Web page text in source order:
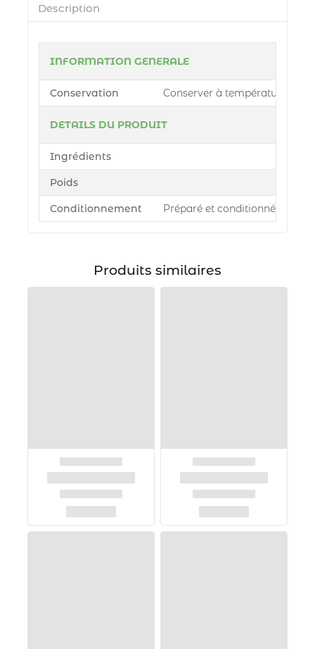
Description
INFORMATION GENERALE
Conservation Conserver à température
DETAILS DU PRODUIT
Ingrédients
Poids
Conditionnement Préparé et conditionné par
Produits similaires